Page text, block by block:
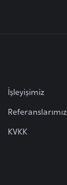
İşleyişimiz
Referanslarımız
KVKK